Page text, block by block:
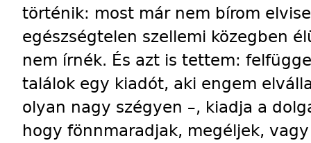
történik: most már nem bírom
egészségtelen szellemi közegben
nem írnék. És azt is tettem:
találok egy kiadót, aki engem
olyan nagy szégyen –, kiadja a
hogy fönnmaradjak, megéljek,